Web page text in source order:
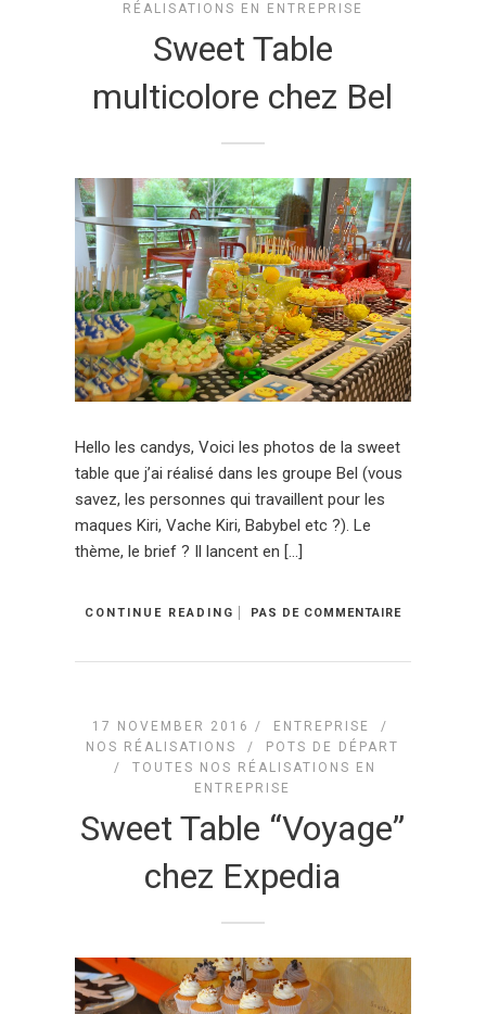
RÉALISATIONS EN ENTREPRISE
Sweet Table
multicolore chez Bel
Hello les candys, Voici les photos de la sweet
table que j’ai réalisé dans les groupe Bel (vous
savez, les personnes qui travaillent pour les
maques Kiri, Vache Kiri, Babybel etc ?). Le
thème, le brief ? Il lancent en […]
CONTINUE READING PAS DE COMMENTAIRE
17 NOVEMBER 2016 / ENTREPRISE
/
NOS RÉALISATIONS
/ POTS DE DÉPART
/TOUTES NOS RÉALISATIONS EN
ENTREPRISE
Sweet Table “Voyage”
chez Expedia